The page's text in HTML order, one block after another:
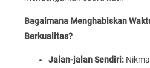
Bagaimana Menghabiskan
Berkualitas?
Jalan-jalan Sendiri: